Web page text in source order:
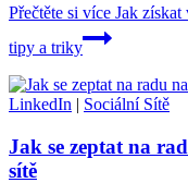
Přečtěte si více Jak získat
tipy a triky
LinkedIn | Sociální Sítě
Jak se zeptat na
sítě